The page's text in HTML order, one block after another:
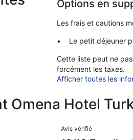
Options en
Les frais et cautions
Le petit déjeuner
Cette liste peut ne
forcément les taxes.
Afficher toutes les
Omena Hotel
Avis
Avis vérifié